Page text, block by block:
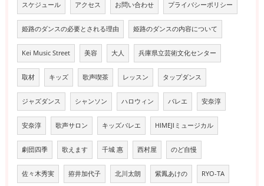
スケジュール アクセス お問い合わせ プライバシーポリシー
姫路のダンスの必要とされる理由 姫路のダンスの内容について
Kei Music Street 美容 大人 兵庫県立芸術文化センター
取材 キッズ 歌声喫茶 レッスン タップダンス
ジャズダンス シャンソン ハロウィン バレエ 安奈淳
安奈淳 歌声サロン キッズバレエ HIMEJIミュージカル
劇団四季 歌えます 千城 惠 西村屋 のど自慢
佐々木秀実 拵井加代子 北川太朗 紫鳳あけの RYO-TA